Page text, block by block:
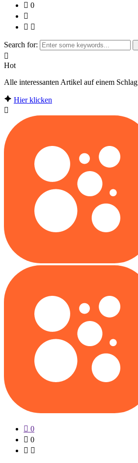
0
Search for:
Hot
Alle interessanten Artikel auf einem Schlag
Hier klicken
0
0